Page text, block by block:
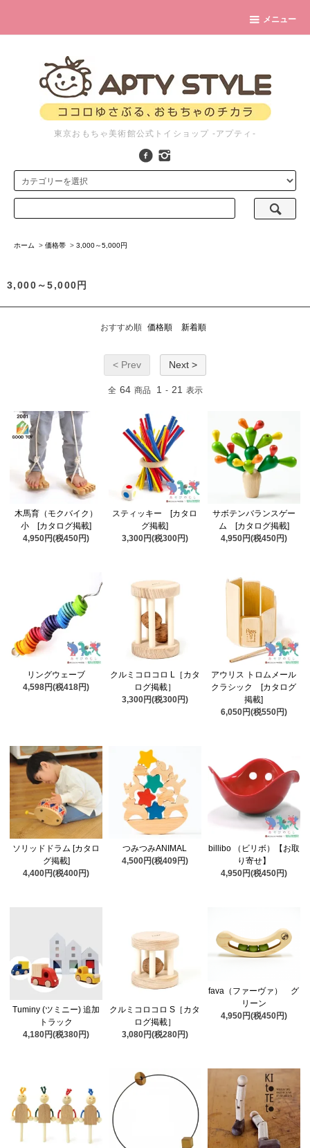
メニュー
東京おもちゃ美術館公式トイショップ -アプティ-
ホーム > 価格帯 > 3,000～5,000円
3,000～5,000円
おすすめ順 価格順 新着順
< Prev Next >
全 64 商品 1 - 21 表示
木馬育（モクバイク）
小 [カタログ掲載]
4,950円(税450円)
スティッキー [カタロ
グ掲載]
3,300円(税300円)
サボテンバランスゲー
ム [カタログ掲載]
4,950円(税450円)
リングウェーブ
4,598円(税418円)
クルミコロコロ L［カタ
ログ掲載］
3,300円(税300円)
アウリス トロムメール
クラシック [カタログ
掲載]
6,050円(税550円)
ソリッドドラム [カタロ
グ掲載]
4,400円(税400円)
つみつみANIMAL
4,500円(税409円)
billibo （ビリボ）【お取
り寄せ】
4,950円(税450円)
Tuminy (ツミニー) 追加
トラック
4,180円(税380円)
クルミコロコロ S［カタ
ログ掲載］
3,080円(税280円)
fava（ファーヴァ） グ
リーン
4,950円(税450円)